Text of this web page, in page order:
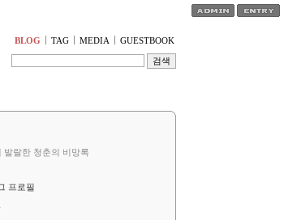
BLOG TAG MEDIA GUESTBOOK
발랄한 청춘의 비망록
프로필
티스토리툴바